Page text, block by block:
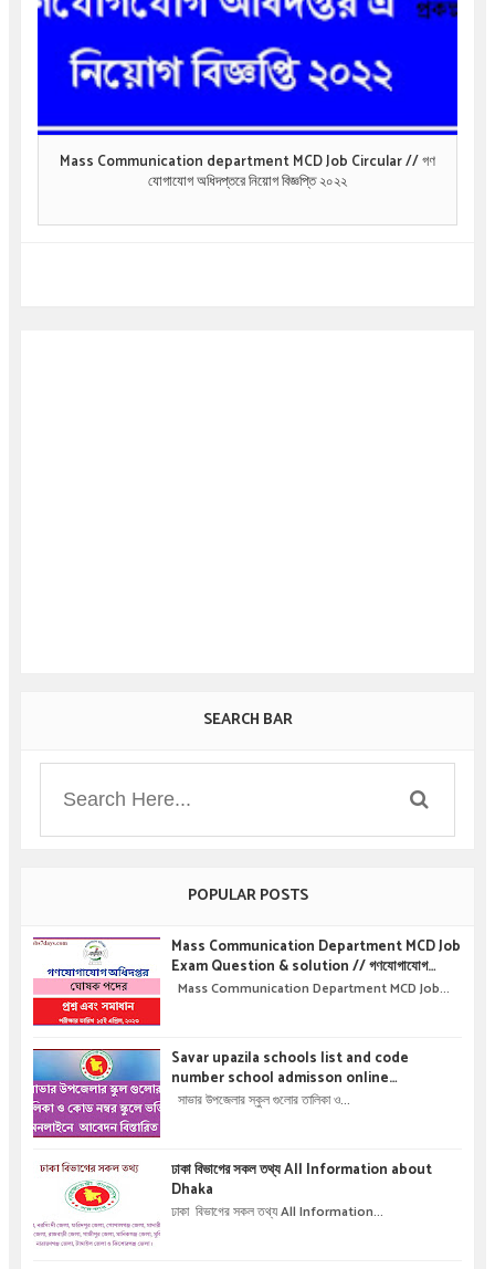
Mass Communication department MCD Job Circular // গণ
যোগাযোগ অধিদপ্তরে নিয়োগ বিজ্ঞপ্তি ২০২২
SEARCH BAR
POPULAR POSTS
Mass Communication Department MCD Job
Exam Question & solution // গণযোগাযোগ
অধিদপ্তরে নিয়োগ পরীক্ষার প্রশ্ন এবং সমাধান
Mass Communication Department MCD Job...
Savar upazila schools list and code
number school admisson online
application details !! সাভার উপজেলার স্কুল গুলোর
সাভার উপজেলার স্কুল গুলোর তালিকা ও...
ঢাকা বিভাগের সকল তথ্য All Information about
Dhaka
ঢাকা বিভাগের সকল তথ্য All Information...